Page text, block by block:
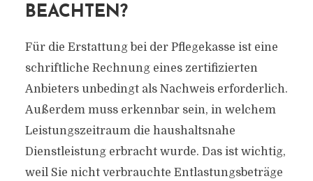
BEACHTEN?
Für die Erstattung bei der Pflegekasse ist eine
schriftliche Rechnung eines zertifizierten
Anbieters unbedingt als Nachweis erforderlich.
Außerdem muss erkennbar sein, in welchem
Leistungszeitraum die haushaltsnahe
Dienstleistung erbracht wurde. Das ist wichtig,
weil Sie nicht verbrauchte Entlastungsbeträge